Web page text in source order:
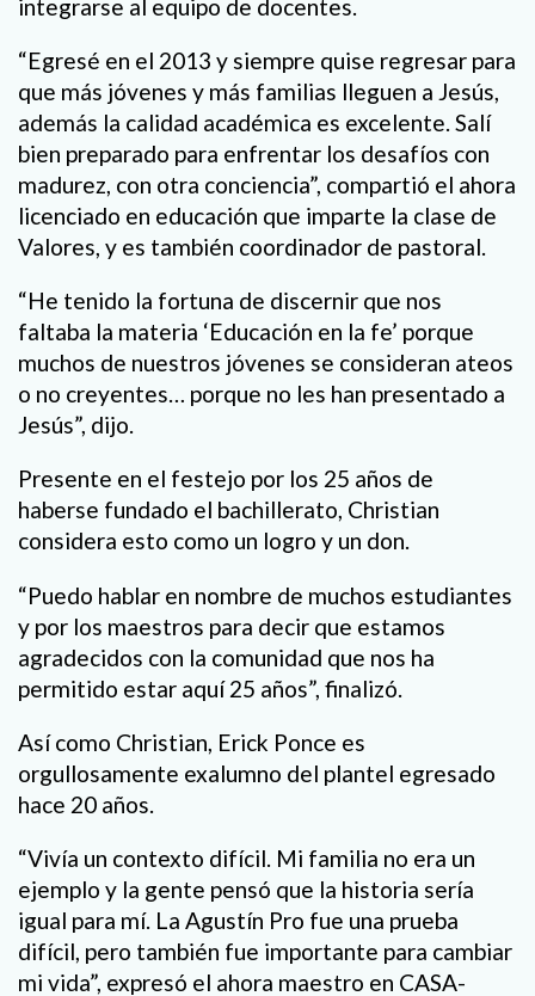
integrarse al equipo de docentes.
“Egresé en el 2013 y siempre quise regresar para
que más jóvenes y más familias lleguen a Jesús,
además la calidad académica es excelente. Salí
bien preparado para enfrentar los desafíos con
madurez, con otra conciencia”, compartió el ahora
licenciado en educación que imparte la clase de
Valores, y es también coordinador de pastoral.
“He tenido la fortuna de discernir que nos
faltaba la materia ‘Educación en la fe’ porque
muchos de nuestros jóvenes se consideran ateos
o no creyentes… porque no les han presentado a
Jesús”, dijo.
Presente en el festejo por los 25 años de
haberse fundado el bachillerato, Christian
considera esto como un logro y un don.
“Puedo hablar en nombre de muchos estudiantes
y por los maestros para decir que estamos
agradecidos con la comunidad que nos ha
permitido estar aquí 25 años”, finalizó.
Así como Christian, Erick Ponce es
orgullosamente exalumno del plantel egresado
hace 20 años.
“Vivía un contexto difícil. Mi familia no era un
ejemplo y la gente pensó que la historia sería
igual para mí. La Agustín Pro fue una prueba
difícil, pero también fue importante para cambiar
mi vida”, expresó el ahora maestro en CASA-